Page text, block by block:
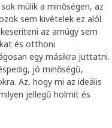
múlik a minőségen, az
sem kivételek ez alól.
az amúgy sem
és otthoni
egy másikra juttatni.
jó minőségű,
Az, hogy mi az ideális
jellegű holmit és